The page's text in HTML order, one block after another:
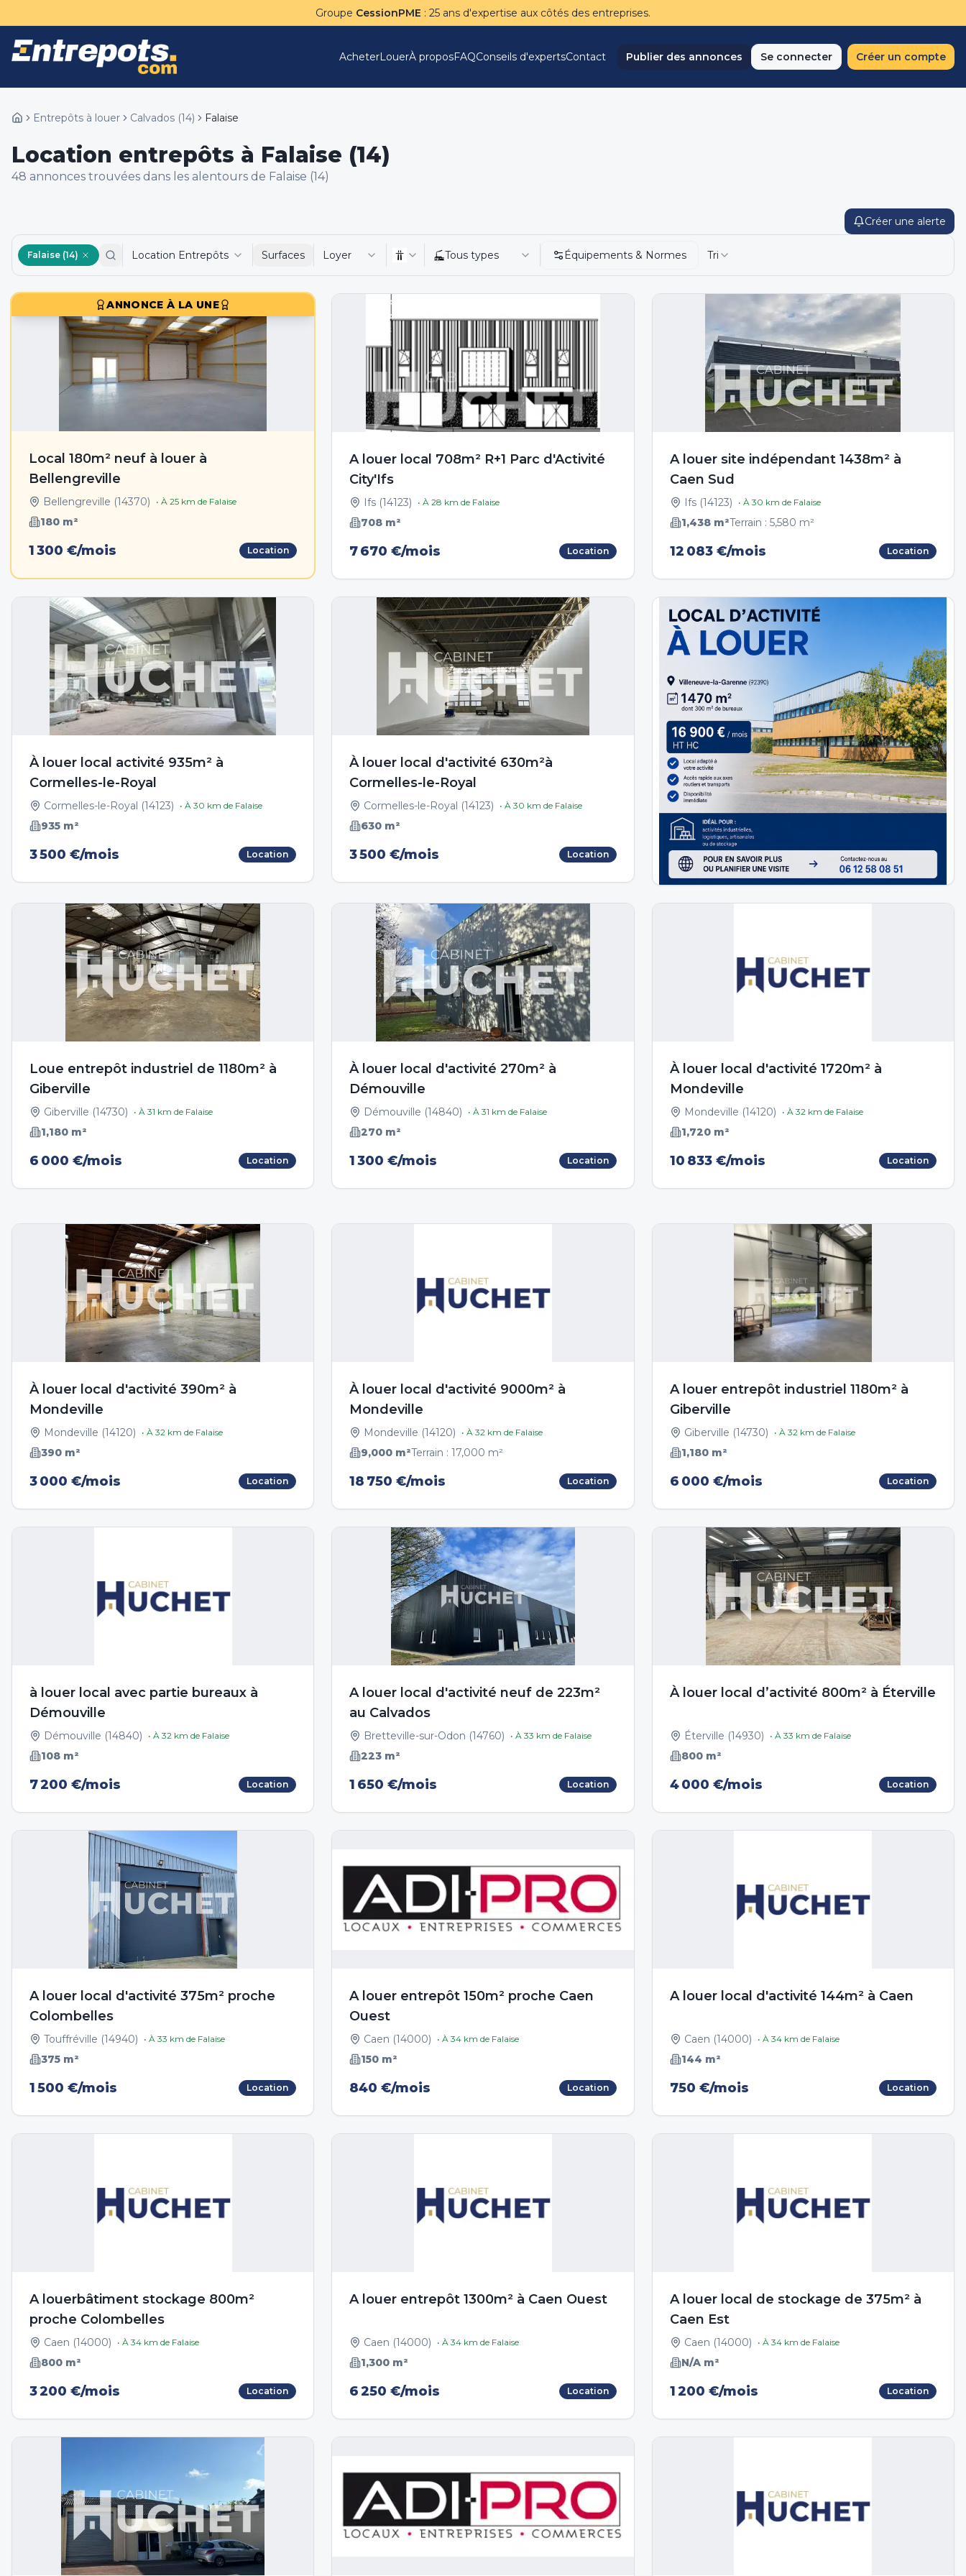
Groupe CessionPME : 25 ans d'expertise aux côtés des entreprises.
AcheterLouerÀ proposFAQConseils d'expertsContact Publier des annonces Se connecter Créer un compte
Entrepôts à louer Calvados (14) Falaise
Location entrepôts à Falaise (14)
48 annonces trouvées dans les alentours de Falaise (14)
Créer une alerte
Falaise (14) Location Entrepôts Surfaces Loyer Tous types Équipements & Normes Tri
ANNONCE À LA UNE
Local 180m² neuf à louer à
Bellengreville
Bellengreville (14370) • À 25 km de Falaise
180 m²
1 300 €/mois Location
A louer local 708m² R+1 Parc d'Activité
City'Ifs
Ifs (14123) • À28 km de Falaise
708 m²
7 670 €/mois Location
A louer site indépendant 1438m² à
Caen Sud
Ifs(14123) • À 30 km de Falaise
1,438m²Terrain : 5,580 m²
12 083 €/mois Location
À louer local activité 935m² à
Cormelles-le-Royal
Cormelles-le-Royal (14123) • À 30 km de Falaise
935 m²
3 500 €/mois Location
À louer local d'activité 630m²à
Cormelles-le-Royal
Cormelles-le-Royal (14123) • À30 km de Falaise
630 m²
3 500 €/mois Location
Loue entrepôt industriel de 1180m² à
Giberville
Giberville (14730) • À 31 km de Falaise
1,180 m²
6 000 €/mois Location
À louer local d'activité 270m² à
Démouville
Démouville (14840) • À31 km de Falaise
270 m²
1 300 €/mois Location
À louer local d'activité 1720m² à
Mondeville
Mondeville (14120) • À 32km de Falaise
1,720m²
10 833 €/mois Location
À louer local d'activité 390m² à
Mondeville
Mondeville (14120) • À 32 km de Falaise
390 m²
3 000 €/mois Location
À louer local d'activité 9000m² à
Mondeville
Mondeville (14120) • À32 km de Falaise
9,000 m²Terrain :17,000 m²
18 750 €/mois Location
A louer entrepôt industriel 1180m² à
Giberville
Giberville (14730) • À 32km de Falaise
1,180m²
6 000 €/mois Location
à louer local avec partie bureaux à
Démouville
Démouville (14840) • À 32 km de Falaise
108 m²
7 200 €/mois Location
A louer local d'activité neuf de 223m²
au Calvados
Bretteville-sur-Odon (14760) • À33 km de Falaise
223 m²
1 650 €/mois Location
À louer local d’activité 800m² à Éterville
Éterville (14930) • À 33 km de Falaise
800m²
4 000 €/mois Location
A louer local d'activité 375m² proche
Colombelles
Touffréville (14940) • À 33 km de Falaise
375 m²
1 500 €/mois Location
A louer entrepôt 150m² proche Caen
Ouest
Caen (14000) • À34 km de Falaise
150 m²
840 €/mois Location
A louer local d'activité 144m² à Caen
Caen (14000) • À 34km de Falaise
144 m²
750 €/mois Location
A louerbâtiment stockage 800m²
proche Colombelles
Caen (14000) • À 34 km de Falaise
800 m²
3 200 €/mois Location
A louer entrepôt 1300m² à Caen Ouest
Caen (14000) • À34 km de Falaise
1,300 m²
6 250 €/mois Location
A louer local de stockage de 375m² à
Caen Est
Caen (14000) • À 34km de Falaise
N/Am²
1 200 €/mois Location